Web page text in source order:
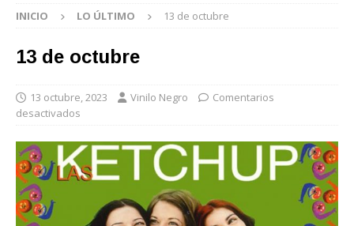
INICIO LO ÚLTIMO 13 de octubre
13 de octubre
13 octubre, 2023 Vinilo Negro
Comentarios
desactivados